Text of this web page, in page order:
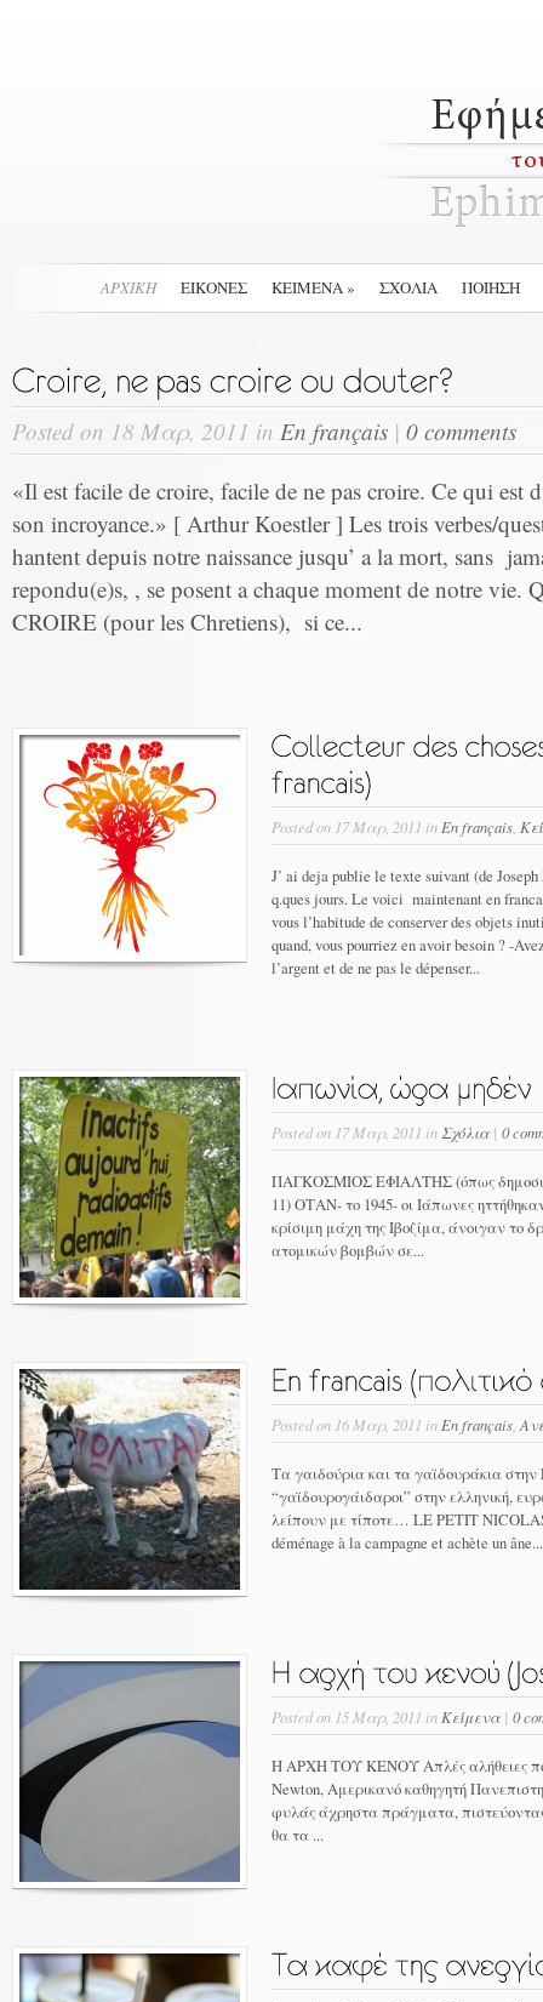
ΑΡΧΙΚΉ ΕΙΚΟΝΕΣ ΚΕΙΜΕΝΑ» ΣΧΟΛΙΑ ΠΟΙΗΣΗ
Posted on 18 Μαρ, 2011 in En français | 0 comments
«Il est facile de croire, facile de ne pas croire. Ce qui est
son incroyance.» [ Arthur Koestler ] Les trois verbes/
hantent depuis notre naissance jusqu’ a la mort, sans
repondu(e)s, , se posent a chaque moment de notre vie.
CROIRE (pour les Chretiens), si ce...
Posted on 17 Μαρ, 2011 in En français
J’ ai deja publie le texte suivant (de
q.ques jours. Le voici maintenant en
vous l’habitude de conserver des objets
quand, vous pourriez en avoir besoin ? -
l’argent et de ne pas le dépenser...
Posted on 17 Μαρ, 2011 in Σχόλια | 0
ΠΑΓΚΟΣΜΙΟΣ ΕΦΙΑΛΤΗΣ (όπως
11) ΟΤΑΝ- το 1945- οι Ιάπωνες
κρίσιμη μάχη της Ιβοζίμα, άνοιγαν το
ατομικών βομβών σε...
Posted on 16 Μαρ, 2011 in En français
Τα γαιδούρια και τα γαϊδουράκια
“γαϊδουρογάιδαροι” στην ελληνική,
λείπουν με τίποτε… LE PETIT
déménage à la campagne et achète un âne...
Posted on 15 Μαρ, 2011 in Κείμενα | 0
Η ΑΡΧΗ ΤΟΥ ΚΕΝΟΥ Απλές αλήθειες
Newton, Αμερικανό καθηγητή
φυλάς άχρηστα πράγματα,
θα τα ...